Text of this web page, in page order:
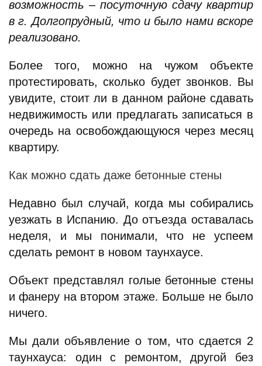
возможность – посуточную сдачу квартир
в г. Долгопрудный, что и было нами вскоре
реализовано.
Более того, можно на чужом объекте
протестировать, сколько будет звонков. Вы
увидите, стоит ли в данном районе сдавать
недвижимость или предлагать записаться в
очередь на освобождающуюся через месяц
квартиру.
Как можно сдать даже бетонные стены
Недавно был случай, когда мы собирались
уезжать в Испанию. До отъезда оставалась
неделя, и мы понимали, что не успеем
сделать ремонт в новом таунхаусе.
Объект представлял голые бетонные стены
и фанеру на втором этаже. Больше не было
ничего.
Мы дали объявление о том, что сдается 2
таунхауса: один с ремонтом, другой без